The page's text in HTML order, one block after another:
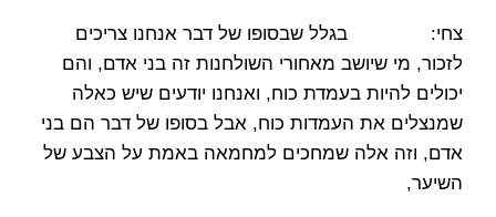
צחי: בגלל שבסופו של דבר אנחנו צריכים
לזכור, מי שיושב מאחורי השולחנות זה בני אדם, והם
יכולים להיות בעמדת כוח, ואנחנו יודעים שיש כאלה
שמנצלים את העמדות כוח, אבל בסופו של דבר הם בני
אדם, וזה אלה שמחכים למחמאה באמת על הצבע של
השיער,